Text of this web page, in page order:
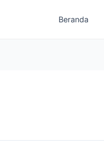
Beranda